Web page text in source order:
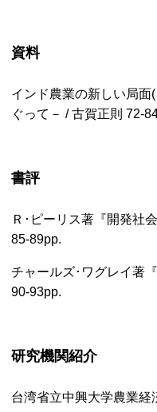
資料
インド農業の新しい局
ぐって－ / 古賀正則 72-
書評
Ｒ･ピーリス著『開発社
85-89pp.
チャールズ･ワグレイ著
90-93pp.
研究機関紹介
台湾省立中興大学農業経